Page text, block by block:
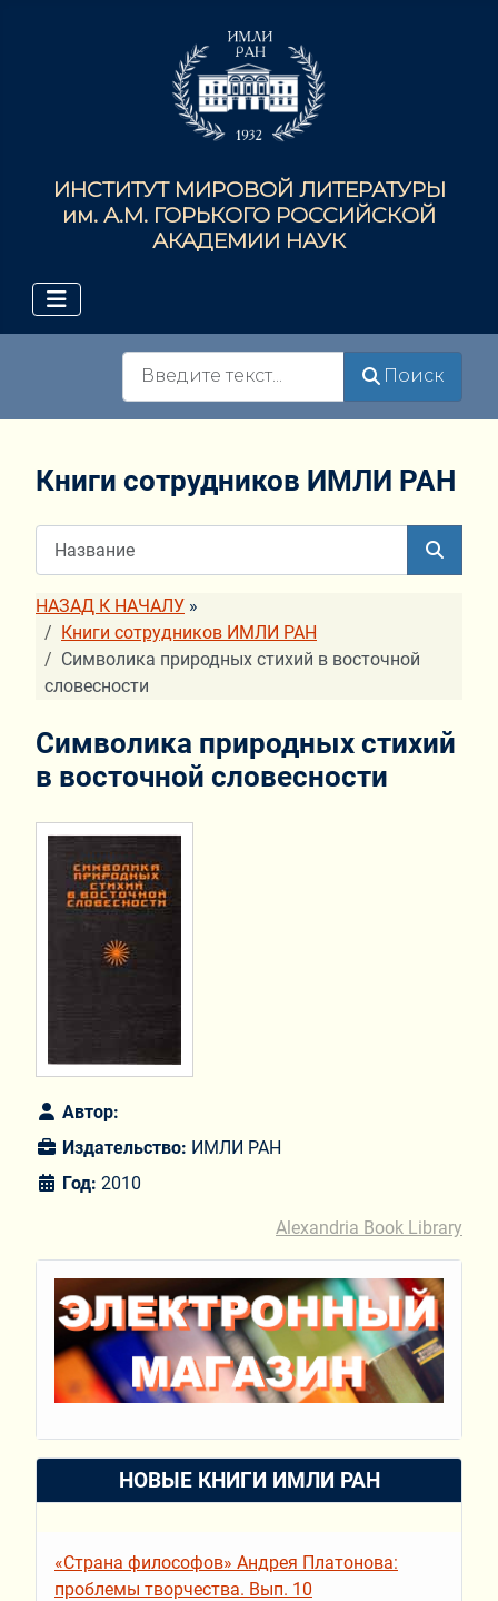
ИНСТИТУТ МИРОВОЙ ЛИТЕРАТУРЫ
им. А.М. ГОРЬКОГО РОССИЙСКОЙ
АКАДЕМИИ НАУК
Поиск
Книги сотрудников ИМЛИ РАН
НАЗАД К НАЧАЛУ »
Книги сотрудников ИМЛИ РАН
Символика природных стихий в восточной
словесности
Символика природных стихий
в восточной словесности
Автор:
Издательство: ИМЛИ РАН
Год: 2010
Alexandria Book Library
НОВЫЕ КНИГИ ИМЛИ РАН
«Страна философов» Андрея Платонова:
проблемы творчества. Вып. 10